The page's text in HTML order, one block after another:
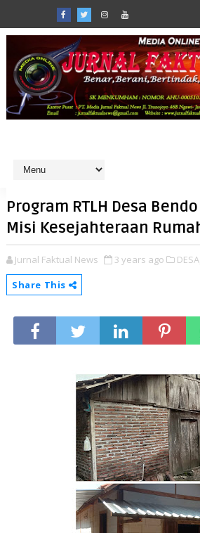
Program RTLH Desa
Misi Kesejahteraan
Jurnal Faktual News 3 years ago
DESA,
Share This